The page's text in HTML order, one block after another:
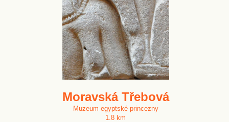
Moravská Třebová
Muzeum egyptské princezny
1.8 km